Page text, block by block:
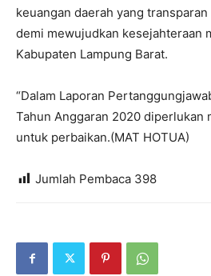
keuangan daerah yang
demi mewujudkan kesejahteraan
Kabupaten Lampung Barat.
“Dalam Laporan
Tahun Anggaran 2020 diperlukan
untuk perbaikan.(MAT HOTUA)
Jumlah Pembaca 398